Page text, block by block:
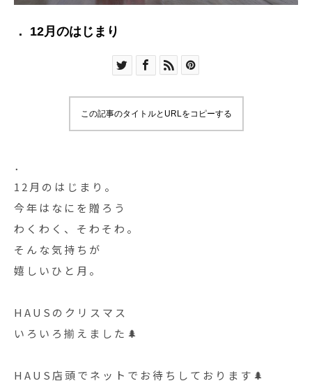
． 12月のはじまり
この記事のタイトルとURLをコピーする
．
12月のはじまり。
今年はなにを贈ろう
わくわく、そわそわ。
そんな気持ちが
嬉しいひと月。
HAUSのクリスマス
いろいろ揃えました🌲
HAUS店頭でネットでお待ちしております🌲